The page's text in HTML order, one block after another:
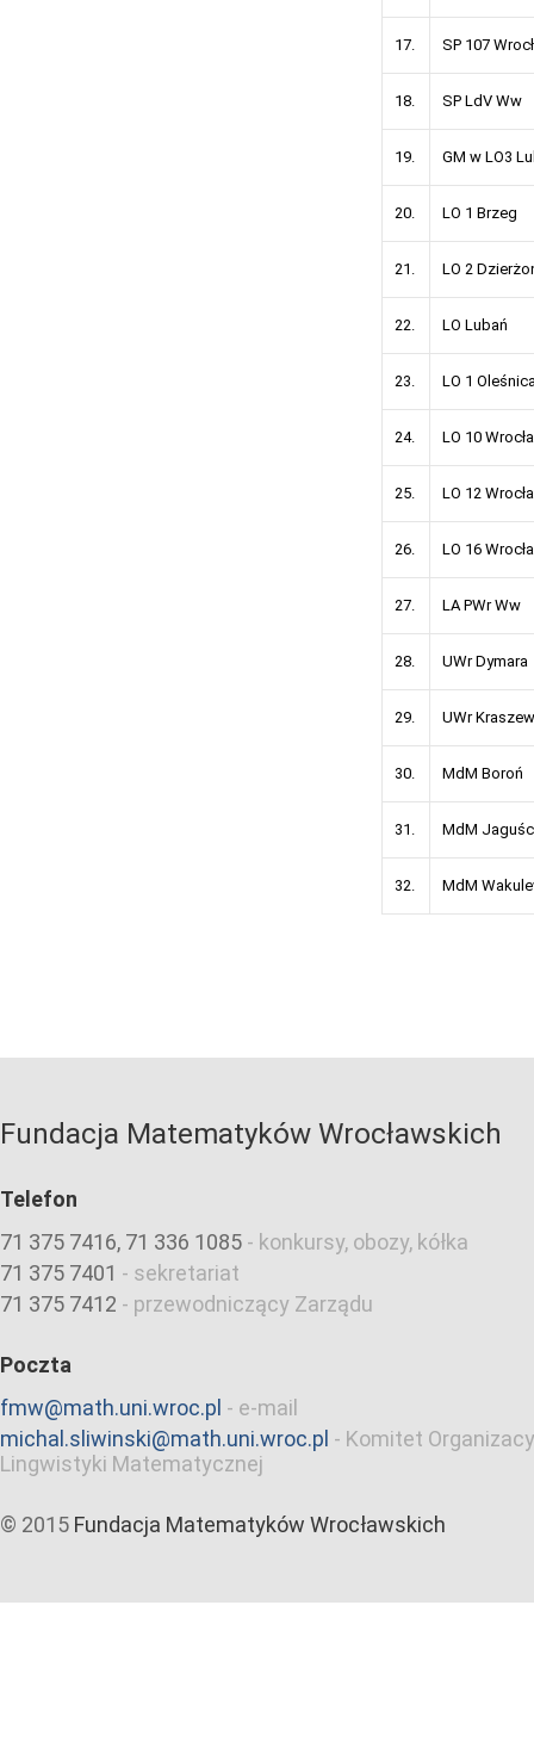
17. SP 107
18. SP LdV Ww
19. GM w LO3
20. LO 1 Brzeg
21. LO 2
22. LO Lubań
23. LO 1
24. LO 10
25. LO 12
26. LO 16
27. LA PWr Ww
28. UWr Dymara
29. UWr
30. MdM Boroń
31. MdM
32. MdM
Fundacja Matematyków Wrocławskich
Telefon
71 375 7416, 71 336 1085 - konkursy, obozy, kółka
71 375 7401 - sekretariat
71 375 7412 - przewodniczący Zarządu
Poczta
fmw@math.uni.wroc.pl - e-mail
michal.sliwinski@math.uni.wroc.pl - Komitet
Lingwistyki Matematycznej
© 2015 Fundacja Matematyków Wrocławskich